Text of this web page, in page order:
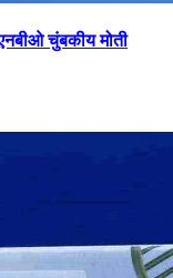
चुंबकीय मोती